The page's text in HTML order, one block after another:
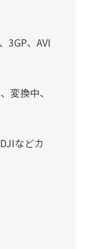
3GP、AVI
変換中、
などカ